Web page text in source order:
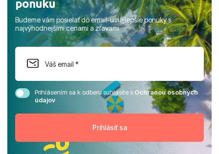
ponuku
Budeme vám posielať do email-u najlepšie ponuky s
najvýhodnejšími cenami a zľavami
Prihlásením sa k odberu súhlasíte sOchranou osobných
údajov